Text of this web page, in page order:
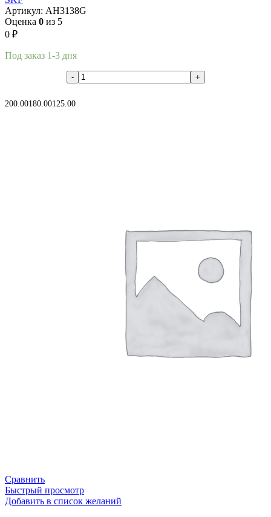
Артикул: AH3138G
Оценка 0 из 5
0 ₽
Под заказ 1-3 дня
200.00180.00125.00
Сравнить
Быстрый просмотр
Добавить в список желаний